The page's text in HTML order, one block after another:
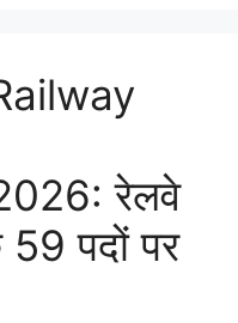
रेलवे
59 पदों पर